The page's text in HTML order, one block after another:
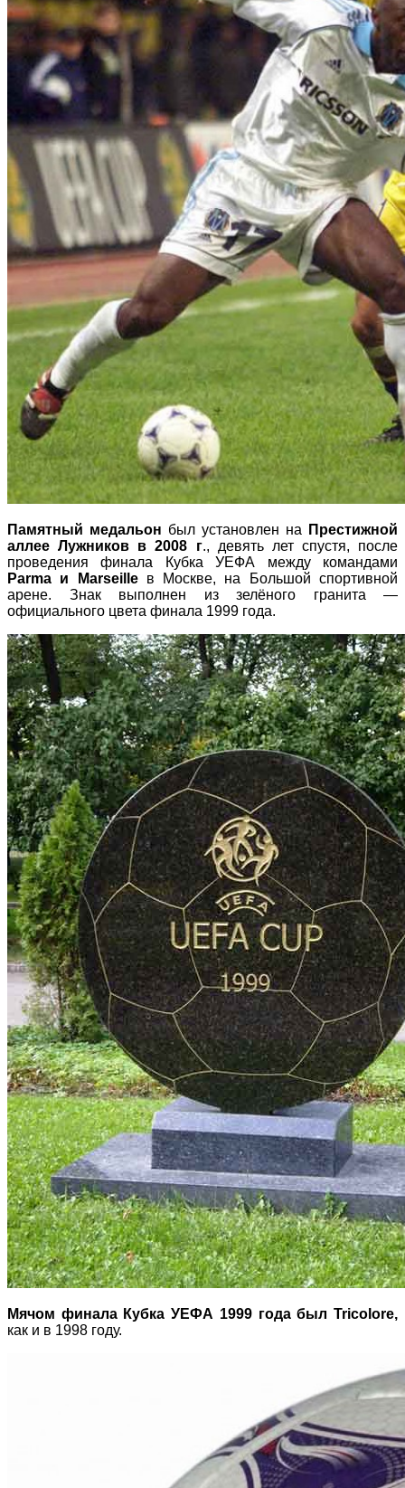
Памятный медальон был установлен на Престижной
аллее Лужников в 2008 г., девять лет спустя, после
проведения финала Кубка УЕФА между командами
Parma и Marseilleв Москве, на Большой спортивной
арене. Знак выполнен из зелёного гранита —
официального цвета финала 1999 года.
Мячом финала Кубка УЕФА 1999 года был Tricolore,
как и в 1998 году.